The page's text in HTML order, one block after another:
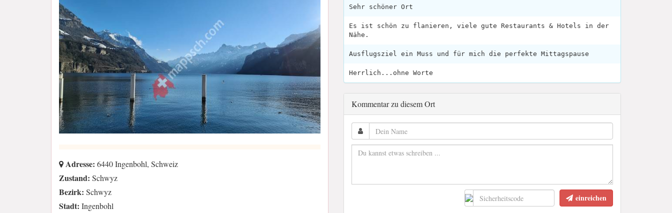
Adresse: 6440 Ingenbohl, Schweiz
Zustand: Schwyz
Bezirk: Schwyz
Stadt: Ingenbohl
Sehr schöner Ort
Es ist schön zu flanieren, viele gute Restaurants & Hotels in der
Nähe.
Ausflugsziel ein Muss und für mich die perfekte Mittagspause
Herrlich...ohne Worte
Kommentar zu diesem Ort
einreichen